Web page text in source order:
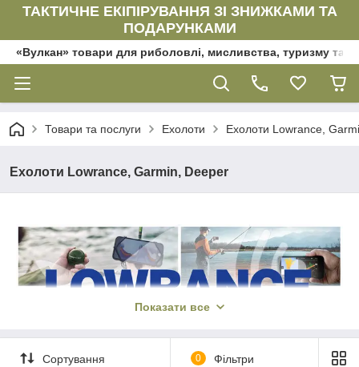
ТАКТИЧНЕ ЕКІПІРУВАННЯ ЗІ ЗНИЖКАМИ ТА
ПОДАРУНКАМИ
«Вулкан» товари для риболовлі, мисливства, туризму та
Товари та послуги Ехолоти Ехолоти Lowrance,
Ехолоти Lowrance, Garmin, Deeper
Показати все
Сортування 0 Фільтри